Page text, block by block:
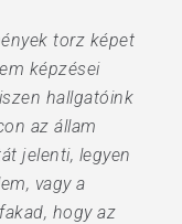
torz képet
képzései
hallgatóink
az állam
jelenti, legyen
vagy a
hogy az